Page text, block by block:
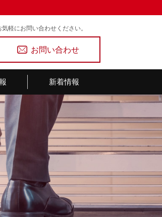
軽にお問い合わせください。
お問い合わせ
新着情報